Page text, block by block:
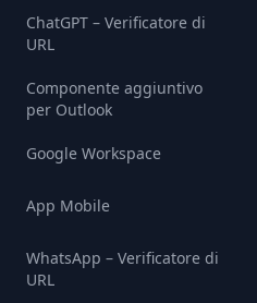
ChatGPT – Verificatore di
URL
Componente aggiuntivo
per Outlook
Google Workspace
App Mobile
WhatsApp – Verificatore di
URL